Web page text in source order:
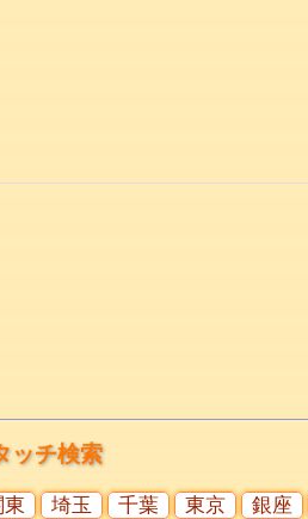
ッチ検索
東 埼玉 千葉 東京 銀座